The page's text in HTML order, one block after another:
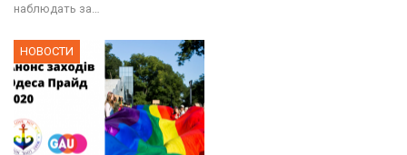
наблюдать за…
НОВОСТИ